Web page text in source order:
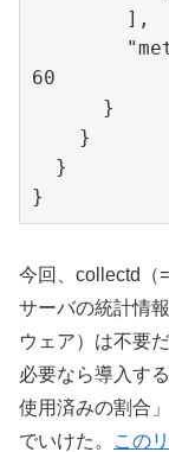
60
}
今回、collectd（
サーバの統計情
ウェア）は不要
必要なら導入す
使用済みの割合
でいけた。
この